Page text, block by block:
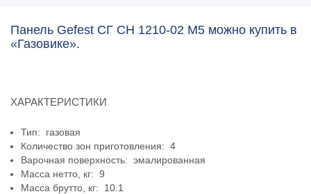
Панель Gefest СГ СН 1210-02 М5 можно купить в
«Газовике».
ХАРАКТЕРИСТИКИ
Тип: газовая
Количество зон приготовления: 4
Варочная поверхность: эмалированная
Масса нетто, кг: 9
Масса брутто, кг: 10.1